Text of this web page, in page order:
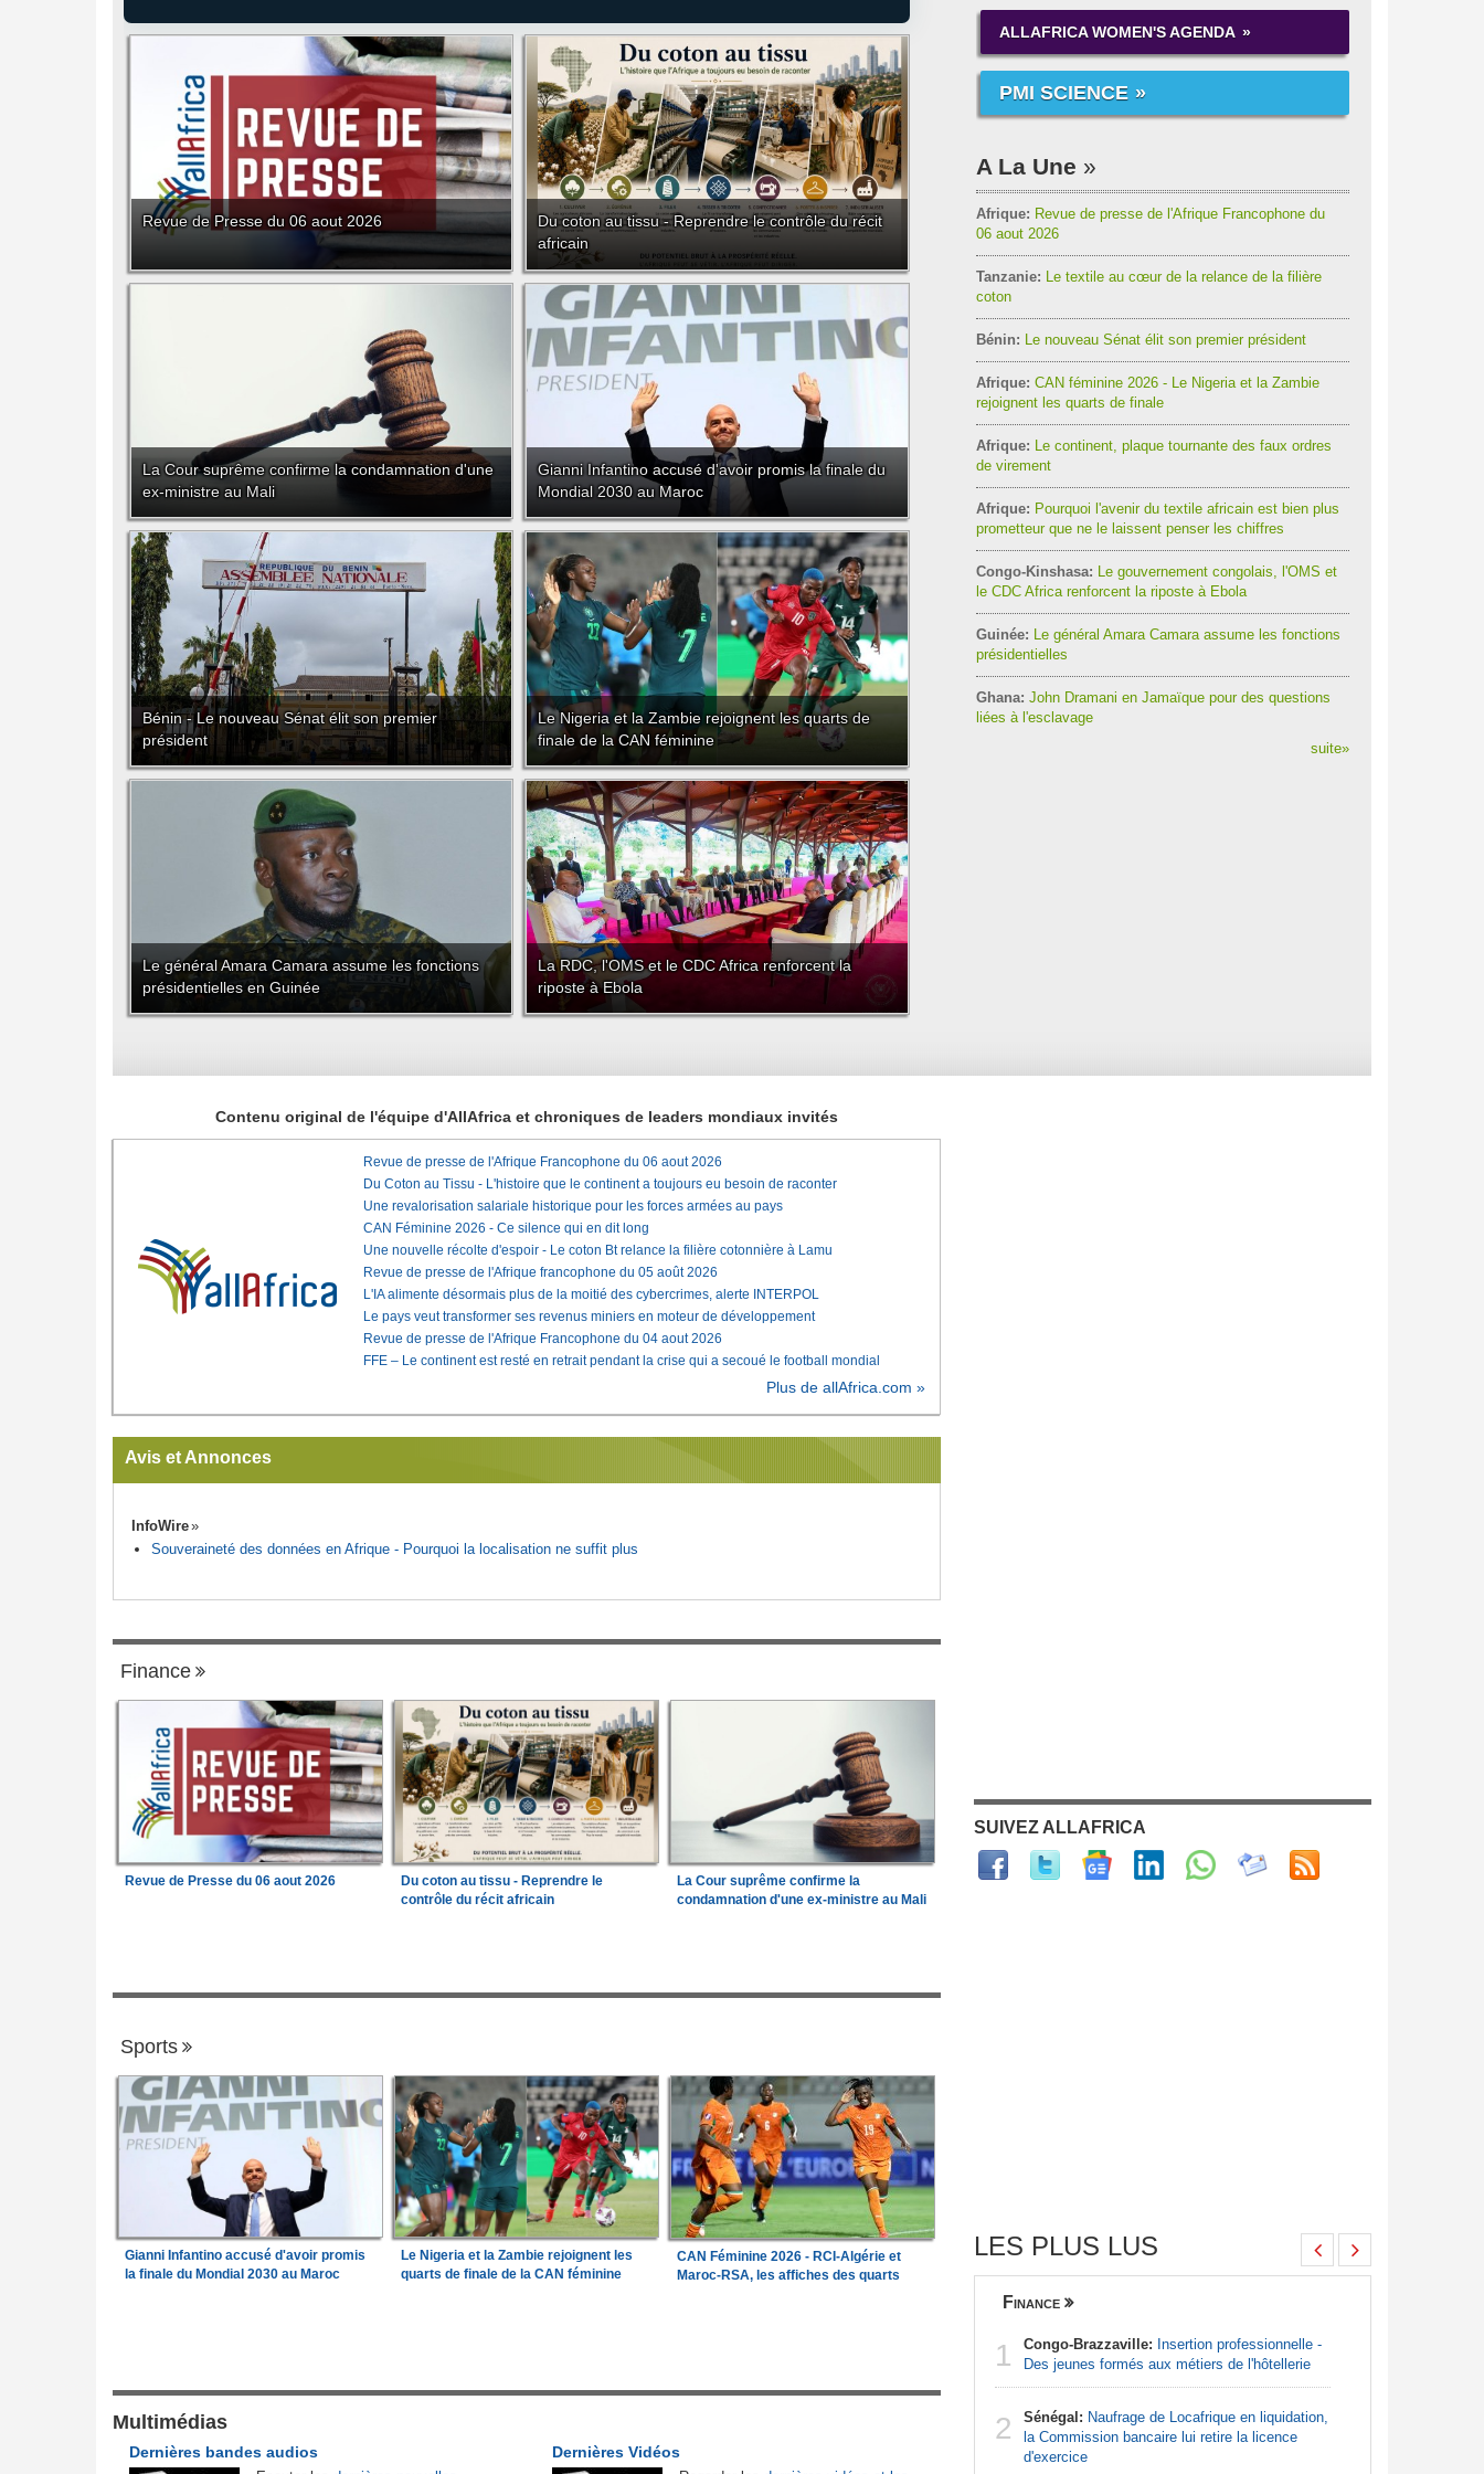
Revue de Presse du 06 aout 2026
Du coton au tissu - Reprendre le contrôle du récit
africain
La Cour suprême confirme la condamnation d'une
ex-ministre au Mali
Gianni Infantino accusé d'avoir promis la finale du
Mondial 2030 au Maroc
Bénin - Le nouveau Sénat élit son premier
président
Le Nigeria et la Zambie rejoignent les quarts de
finale de la CAN féminine
Le général Amara Camara assume les fonctions
présidentielles en Guinée
La RDC, l'OMS et le CDC Africa renforcent la
riposte à Ebola
ALLAFRICA WOMEN'S AGENDA
PMI SCIENCE
A La Une
Afrique: Revue de presse de l'Afrique Francophone du
06 aout 2026
Tanzanie: Le textile au cœur de la relance de la filière
coton
Bénin: Le nouveau Sénat élit son premier président
Afrique: CAN féminine 2026 - Le Nigeria et la Zambie
rejoignent les quarts de finale
Afrique: Le continent, plaque tournante des faux ordres
de virement
Afrique: Pourquoi l'avenir du textile africain est bien plus
prometteur que ne le laissent penser les chiffres
Congo-Kinshasa: Le gouvernement congolais, l'OMS et
le CDC Africa renforcent la riposte à Ebola
Guinée: Le général Amara Camara assume les fonctions
présidentielles
Ghana: John Dramani en Jamaïque pour des questions
liées à l'esclavage
suite»
Contenu original de l'équipe d'AllAfrica et chroniques de leaders mondiaux invités
Revue de presse de l'Afrique Francophone du 06 aout 2026
Du Coton au Tissu - L'histoire que le continent a toujours eu besoin de raconter
Une revalorisation salariale historique pour les forces armées au pays
CAN Féminine 2026 - Ce silence qui en dit long
Une nouvelle récolte d'espoir - Le coton Bt relance la filière cotonnière à Lamu
Revue de presse de l'Afrique francophone du 05 août 2026
L'IA alimente désormais plus de la moitié des cybercrimes, alerte INTERPOL
Le pays veut transformer ses revenus miniers en moteur de développement
Revue de presse de l'Afrique Francophone du 04 aout 2026
FFE – Le continent est resté en retrait pendant la crise qui a secoué le football mondial
Plus de allAfrica.com »
Avis et Annonces
InfoWire
Souveraineté des données en Afrique - Pourquoi la localisation ne suffit plus
Finance
Revue de Presse du 06 aout 2026
Du coton au tissu - Reprendre le
contrôle du récit africain
La Cour suprême confirme la
condamnation d'une ex-ministre au Mali
Sports
Gianni Infantino accusé d'avoir promis
la finale du Mondial 2030 au Maroc
Le Nigeria et la Zambie rejoignent les
quarts de finale de la CAN féminine
CAN Féminine 2026 - RCI-Algérie et
Maroc-RSA, les affiches des quarts
Multimédias
Dernières Vidéos
Dernières bandes audios
SUIVEZ ALLAFRICA
LES PLUS LUS
2
ministre de l'Économie
Finance
1 Congo-Brazzaville: Insertion professionnelle -
Des jeunes formés aux métiers de l'hôtellerie
2 Sénégal: Naufrage de Locafrique en liquidation,
la Commission bancaire lui retire la licence
d'exercice